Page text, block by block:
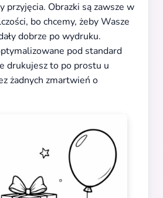
przyjęcia. Obrazki są zawsze w
bo chcemy, żeby Wasze
dobrze po wydruku.
pod standard
drukujesz to po prostu u
żadnych zmartwień o